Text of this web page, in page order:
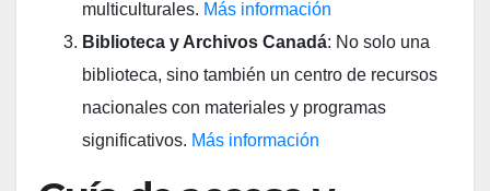
multiculturales. Más información
Biblioteca y Archivos Canadá: No solo una
biblioteca, sino también un centro de recursos
nacionales con materiales y programas
significativos. Más información